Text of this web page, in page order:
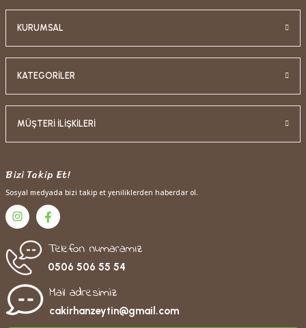
KURUMSAL
KATEGORİLER
MÜŞTERİ İLİŞKİLERİ
Bizi Takip Et!
Sosyal medyada bizi takip et yeniliklerden haberdar ol.
Telefon numaramız
0506 506 55 54
Mail adresimiz
cakirhanzeytin@gmail.com